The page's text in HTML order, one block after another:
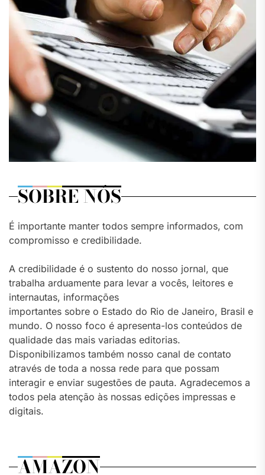
SOBRE NÓS
É importante manter todos sempre informados, com
compromisso e credibilidade.
A credibilidade é o sustento do nosso jornal, que
trabalha arduamente para levar a vocês, leitores e
internautas, informações
importantes sobre o Estado do Rio de Janeiro, Brasil e
mundo. O nosso foco é apresenta-los conteúdos de
qualidade das mais variadas editorias.
Disponibilizamos também nosso canal de contato
através de toda a nossa rede para que possam
interagir e enviar sugestões de pauta. Agradecemos a
todos pela atenção às nossas edições impressas e
digitais.
AMAZON